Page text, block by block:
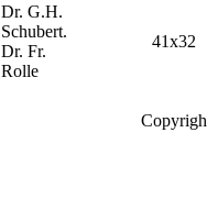
Dr. G.H.
Schubert.
Dr. Fr.
Rolle
41x32